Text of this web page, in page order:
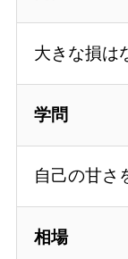
大きな損は
学問
自己の甘さ
相場